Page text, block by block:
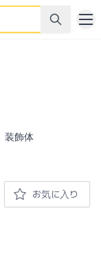
装飾体
お気に入り